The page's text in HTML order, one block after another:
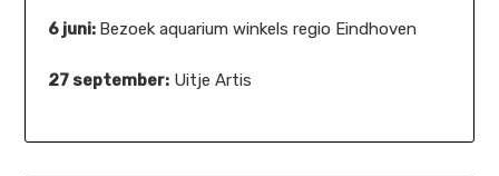
6 juni: Bezoek aquarium winkels regio Eindhoven
27 september: Uitje Artis